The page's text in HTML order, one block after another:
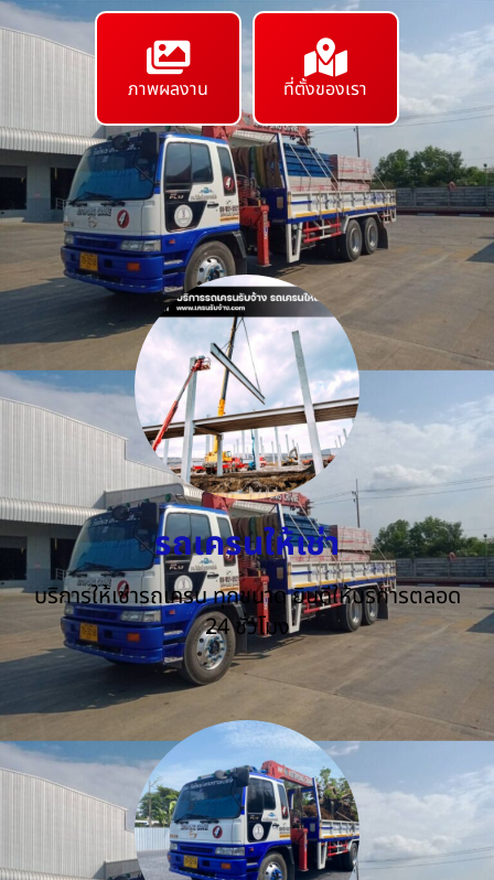
ภาพผลงาน ที่ตั้งของเรา
รถเครนให้เช่า
บริการให้เช่ารถเครน ทุกขนาด ยินดีให้บริการตลอด
24 ชั่วโมง